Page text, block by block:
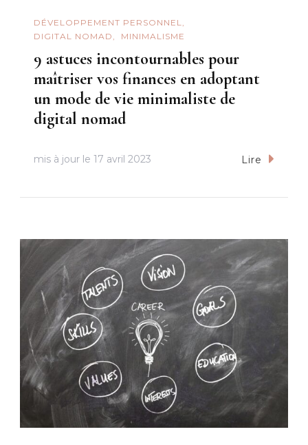
DÉVELOPPEMENT PERSONNEL
DIGITAL NOMAD
MINIMALISME
9 astuces incontournables pour
maîtriser vos finances en adoptant
un mode de vie minimaliste de
digital nomad
mis à jour le 17 avril 2023 Lire